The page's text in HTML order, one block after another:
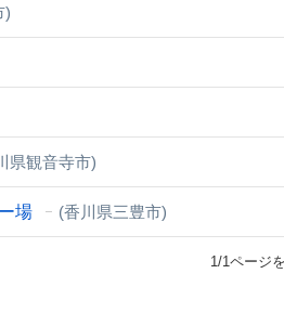
)
県観音寺市)
場 (香川県三豊市)
1/1ページ